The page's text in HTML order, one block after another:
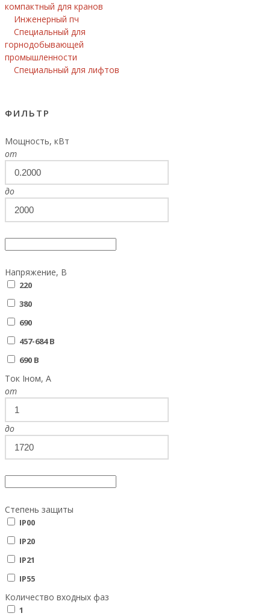
компактный для кранов
Инженерный пч
Специальный для
горнодобывающей
промышленности
Специальный для лифтов
ФИЛЬТР
Мощность, кВт
от
до
Напряжение, В
220
380
690
457-684 В
690 В
Ток Iном, А
от
до
Степень защиты
IP00
IP20
IP21
IP55
Количество входных фаз
1